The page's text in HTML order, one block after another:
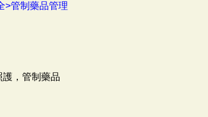
>管制藥品管理
，管制藥品